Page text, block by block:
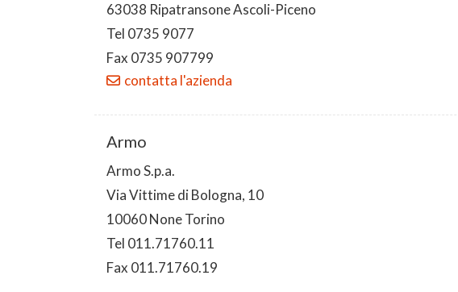
63038 Ripatransone Ascoli-Piceno
Tel 0735 9077
Fax 0735 907799
contatta l'azienda
Armo
Armo S.p.a.
Via Vittime di Bologna, 10
10060 None Torino
Tel 011.71760.11
Fax 011.71760.19